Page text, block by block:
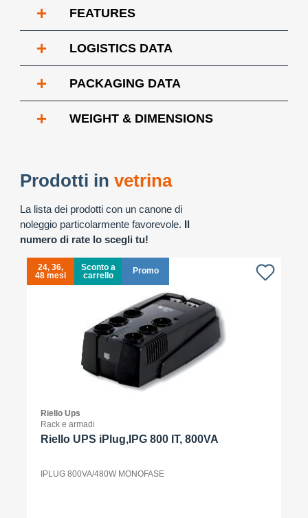
+ FEATURES
+ LOGISTICS DATA
+ PACKAGING DATA
+ WEIGHT & DIMENSIONS
Prodotti in vetrina
La lista dei prodotti con un canone di
noleggio particolarmente favorevole. Il
numero di rate lo scegli tu!
24, 36,
48 mesi
Sconto a
carrello
Promo
Riello Ups
Rack e armadi
Riello UPS iPlug,IPG 800 IT, 800VA
IPLUG 800VA/480W MONOFASE